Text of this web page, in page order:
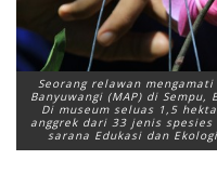
Seorang relawan
Banyuwangi (MAP) di Sempu,
Di museum seluas 1,5
anggrek dari 33 jenis
sarana Edukasi dan